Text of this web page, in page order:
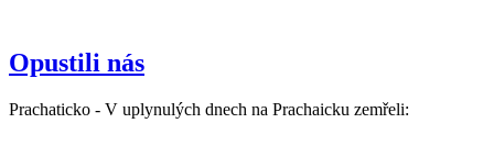
Opustili nás
Prachaticko - V uplynulých dnech na Prachaicku zemřeli: